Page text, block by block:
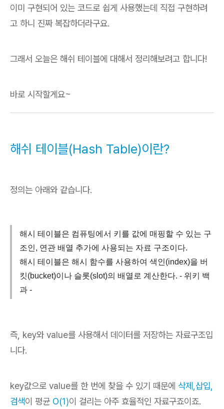
이미 구현되어 있는 코드로 쉽게 사용했는데 직접 구현하려
고 하니 진짜 복잡하더라구요.
그래서 오늘은 해쉬 테이블에 대해서 정리해보려고 합니다!
바로 시작할게요~
해쉬 테이블(Hash Table)이란?
정의는 아래와 같습니다.
해시 테이블은 컴퓨팅에서 키를 값에 매핑할 수 있는 구
조인, 연관 배열 추가에 사용되는 자료 구조이다.
해시 테이블은 해시 함수를 사용하여 색인(index)을 버
킷(bucket)이나 슬롯(slot)의 배열로 계산한다. - 위키 백
과 -
즉, key와 value를 사용해서 데이터를 저장하는 자료구조입
니다.
key값으로 value를 한 번에 찾을 수 있기 때문에 삭제,삽입,
검색이 평균 O(1)이 걸리는 아주 효율적인 자료구죠이죠.